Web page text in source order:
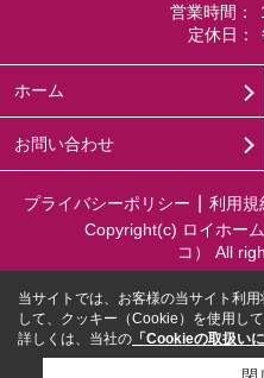
営業時間：
定休日：
ホーム
お問い合わせ
プライバシーポリシー 利用規
Copyright(c) ロイホー
コ） All
当サイトでは、お客様の当サイト利
して、クッキー（Cookie）を使用して
詳しくは、当社の 「Cookieの取扱い